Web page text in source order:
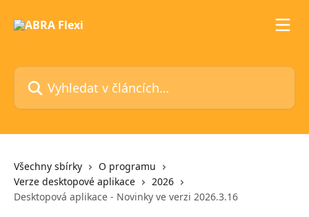
Vyhledat v článcích…
Všechny sbírky
O programu
Verze desktopové aplikace
2026
Desktopová aplikace - Novinky ve verzi 2026.3.16